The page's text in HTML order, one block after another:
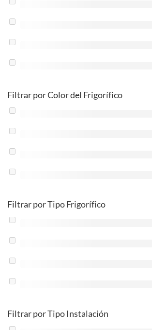
Filtrar por Color del Frigorífico
Filtrar por Tipo Frigorífico
Filtrar por Tipo Instalación